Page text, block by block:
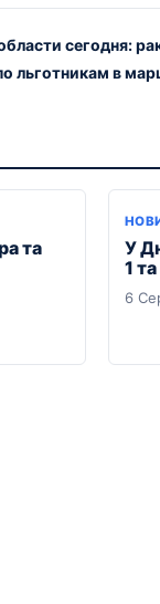
сегодня:
льготникам в
та
У
1
6